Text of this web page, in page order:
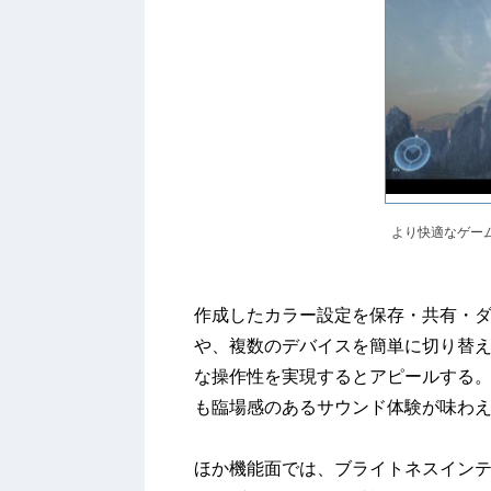
より快適なゲー
作成したカラー設定を保存・共有・
や、複数のデバイスを簡単に切り替
な操作性を実現するとアピールする
も臨場感のあるサウンド体験が味わ
ほか機能面では、ブライトネスイン